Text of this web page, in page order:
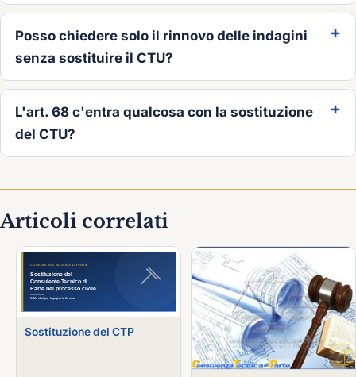
Posso chiedere solo il rinnovo delle indagini
senza sostituire il CTU?
L'art. 68 c'entra qualcosa con la sostituzione
del CTU?
Articoli correlati
Sostituzione del CTP